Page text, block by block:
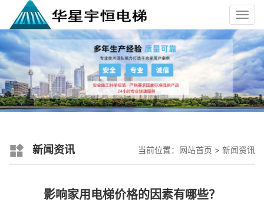
新闻资讯 当前位置： 网站首页 > 新闻资讯
影响家用电梯价格的因素有哪些？